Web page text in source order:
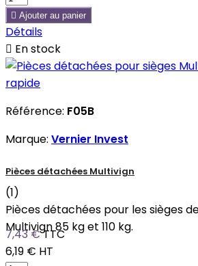
 Ajouter au panier
Détails
 En stock
rapide
Référence: F05B
Marque: Vernier Invest
Pièces détachées Multivign
(1)
Pièces détachées pour les sièges
Multivign 85 kg et 110 kg.
7,43 €TTC
6,19 € HT